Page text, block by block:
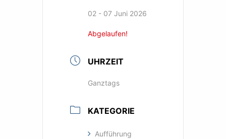
02 - 07 Juni 2026
Abgelaufen!
UHRZEIT
Ganztags
KATEGORIE
Aufführung